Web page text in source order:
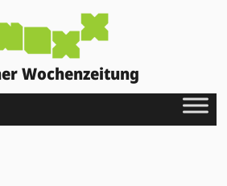
Wochenzeitung